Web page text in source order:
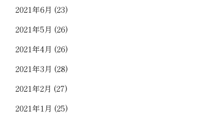
2021年6月 (23)
2021年5月 (26)
2021年4月 (26)
2021年3月 (28)
2021年2月 (27)
2021年1月 (25)